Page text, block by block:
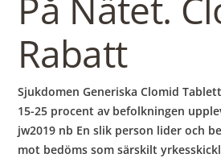
Rabatt
Sjukdomen Generiska Clomid
15-25 procent av befolkningen
jw2019 nb En slik person lider och
mot bedöms som särskilt